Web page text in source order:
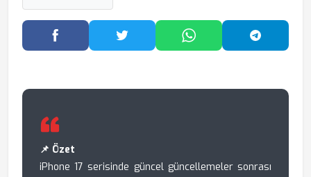
Facebook'ta PaylaşTwitter'da PaylaşWhatsApp'ta Paylaş
📌 Özet
iPhone 17 serisinde güncel güncellemeler sonrası